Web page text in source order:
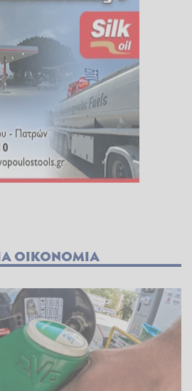
ΟΙΚΟΝΟΜΙΑ